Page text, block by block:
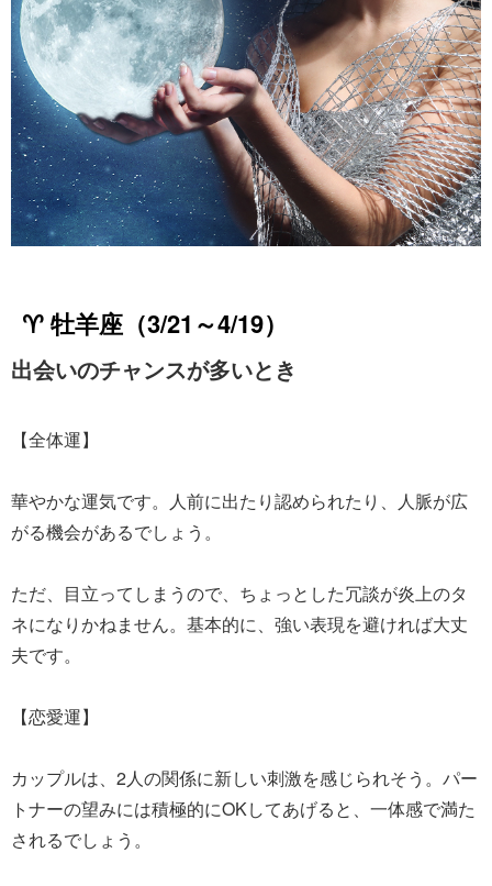
♈ 牡羊座（3/21～4/19）
出会いのチャンスが多いとき
【全体運】
華やかな運気です。人前に出たり認められたり、人脈が広
がる機会があるでしょう。
ただ、目立ってしまうので、ちょっとした冗談が炎上のタ
ネになりかねません。基本的に、強い表現を避ければ大丈
夫です。
【恋愛運】
カップルは、2人の関係に新しい刺激を感じられそう。パー
トナーの望みには積極的にOKしてあげると、一体感で満た
されるでしょう。